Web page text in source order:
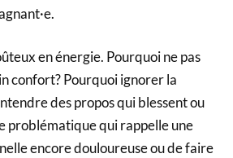
en énergie. Pourquoi ne pas
confort? Pourquoi ignorer la
des propos qui blessent ou
problématique qui rappelle une
encore douloureuse ou de faire